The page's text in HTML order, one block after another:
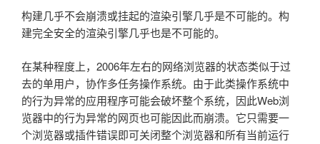
构建几乎不会崩溃或挂起的渲染引擎几乎是不可能的。构
建完全安全的渲染引擎几乎也是不可能的。
在某种程度上，2006年左右的网络浏览器的状态类似于过
去的单用户，协作多任务操作系统。由于此类操作系统中
的行为异常的应用程序可能会破坏整个系统，因此Web浏
览器中的行为异常的网页也可能因此而崩溃。它只需要一
个浏览器或插件错误即可关闭整个浏览器和所有当前运行